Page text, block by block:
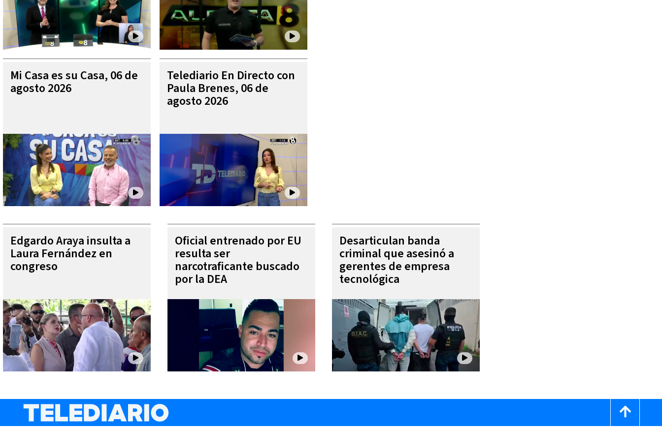
Mi Casa es su Casa, 06 de
agosto 2026
Telediario En Directo con
Paula Brenes, 06 de
agosto 2026
Edgardo Araya insulta a
Laura Fernández en
congreso
Oficial entrenado por EU
resulta ser
narcotraficante buscado
por la DEA
Desarticulan banda
criminal que asesinó a
gerentes de empresa
tecnológica